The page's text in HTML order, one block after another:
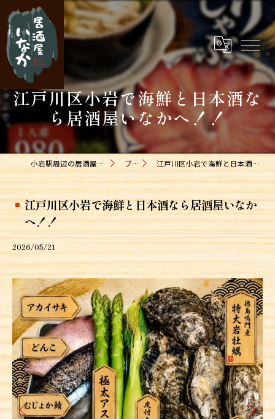
江戸川区小岩で海鮮と日本酒な
ら居酒屋いなかへ！！
小岩駅周辺の居酒屋なら居酒屋いなか ブログ 江戸川区小岩で海鮮と日本酒なら居酒屋いなかへ！！
江戸川区小岩で海鮮と日本酒なら居酒屋いなか
へ！！
2026/05/21